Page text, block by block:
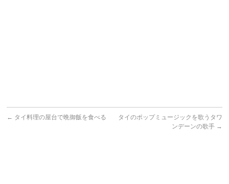
← タイ料理の屋台で晩御飯を食べる
タイのポップミュージックを歌うタワ
ンデーンの歌手 →